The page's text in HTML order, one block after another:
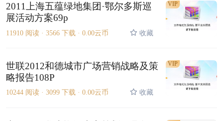
2011上海五蕴绿地集团·鄂尔多斯巡
展活动方案69p
11910 阅读 · 3566 下载 · 0.00云币 收藏
VIP
世联2012和德城市广场营销战略及策
略报告108P
10244 阅读 · 3099 下载 · 0.00云币 收藏
VIP